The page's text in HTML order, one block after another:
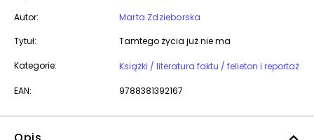
Autor:
Marta Zdzieborska
Tytuł:
Tamtego życia już nie ma
Kategorie: Książki / literatura faktu / felieton i reportaż
EAN: 9788381392167